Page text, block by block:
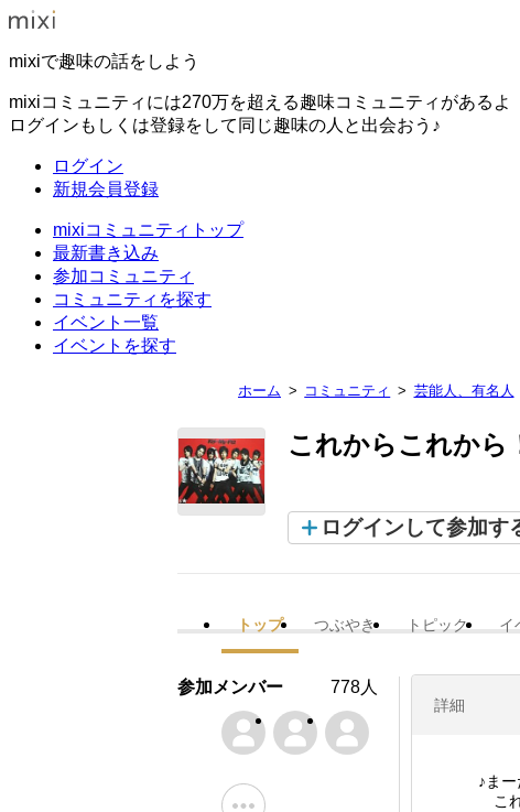
mixiで趣味の話をしよう
mixiコミュニティには270万を超える趣味コミュニティがあるよ
ログインもしくは登録をして同じ趣味の人と出会おう♪
ログイン
新規会員登録
mixiコミュニティトップ
最新書き込み
参加コミュニティ
コミュニティを探す
イベント一覧
イベントを探す
ホーム コミュニティ 芸能人、有名人
これからこれから
ログインして参加す
トップ つぶやき トピック イ
詳細
♪ま
こ
参加メンバー 778人